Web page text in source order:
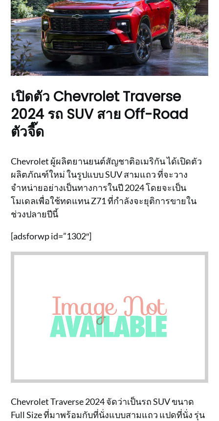
เปิดตัว Chevrolet Traverse
2024 รถ SUV สาย Off-Road
ตัวจี๊ด
Chevrolet ผู้ผลิตยานยนต์สัญชาติอเมริกัน ได้เปิดตัว
ผลิตภัณฑ์ใหม่ ในรูปแบบ SUV สามแถว ที่จะวาง
จำหน่ายอย่างเป็นทางการในปี 2024 โดยจะเป็น
โมเดลเพื่อใช้ทดแทน Z71 ที่กำลังจะยุติการขายใน
ช่วงปลายปีนี้
[adsforwp id=”1302″]
Chevrolet Traverse 2024 จัดว่าเป็นรถ SUV ขนาด
Full Size ที่มาพร้อมกับที่นั่งแบบสามแถว แปดที่นั่ง รุ่น